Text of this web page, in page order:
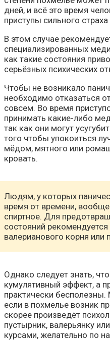
дней, и всё это время
приступы сильного страха
В этом случае
специализированных
как такие состояния
серьёзных психических
Чтобы не возникало
необходимо отказаться
совсем. Во время
принимать какие-либо
так как они могут
того чтобы упокоиться
мёдом, мятного или
кровать.
Людям, у которых
время от времени, вообще
спиртное. Для
состояний
валерианового корня или
Однако следует знать,
кумулятивный эффект, а
практически
если в похмелье возник
скорее произведёт
пустырник, валерьянку
курсами, желательно по